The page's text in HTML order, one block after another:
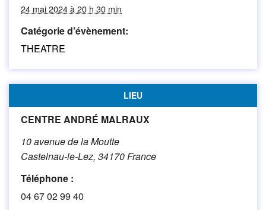
24 mai 2024 à 20 h 30 min
Catégorie d’évènement:
THEATRE
LIEU
CENTRE ANDRÉ MALRAUX
10 avenue de la Moutte
Castelnau-le-Lez, 34170France
Téléphone :
04 67 02 99 40